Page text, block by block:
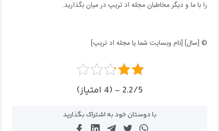
را با ما و دیگر مخاطبان مجله اد تریپ در میان بگذارید.
© [سال] [نام وبسایت شما یا مجله اد تریپ]
2.2/5 - (4 امتیاز)
با دوستان خود به اشتراک بگذارید